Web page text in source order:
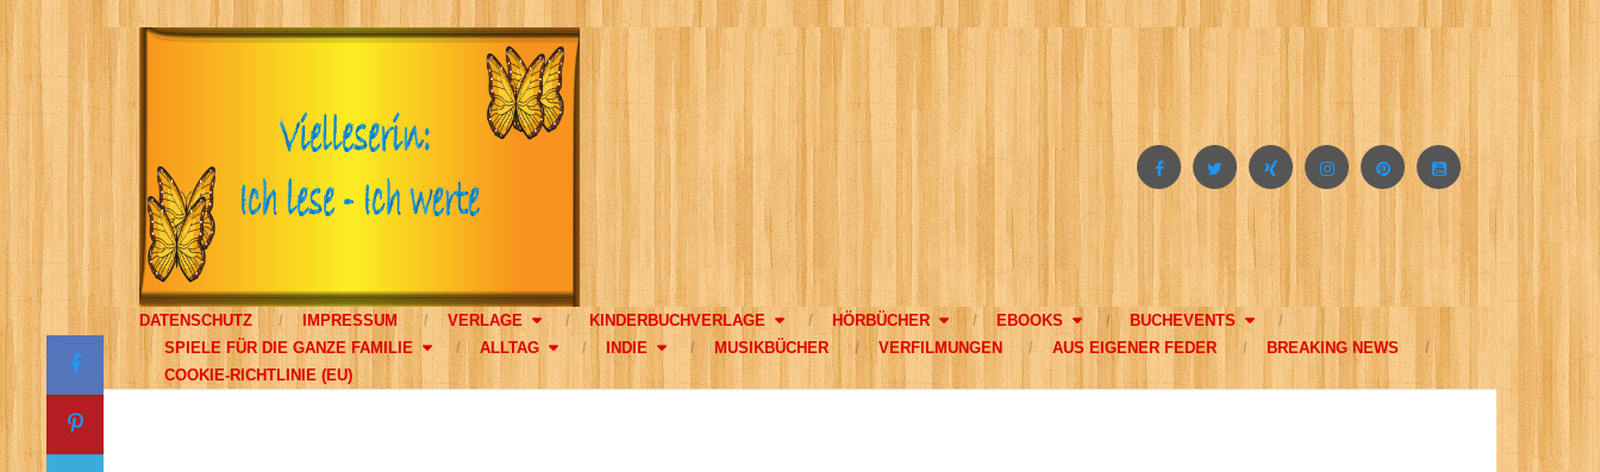
DATENSCHUTZ IMPRESSUM VERLAGE KINDERBUCHVERLAGE HÖRBÜCHER EBOOKS
BUCHEVENTS
SPIELE FÜR DIE GANZE FAMILIE
ALLTAG INDIE MUSIKBÜCHER VERFILMUNGEN AUS EIGENER FEDER
BREAKING NEWS
COOKIE-RICHTLINIE (EU)